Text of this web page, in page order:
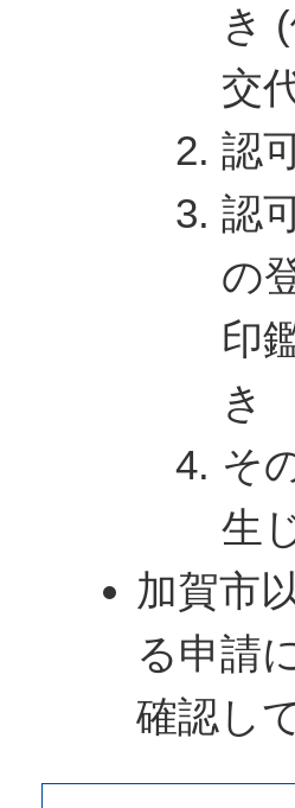
き
交
認
認
の
印
き
そ
生
加賀市
る申請
確認し